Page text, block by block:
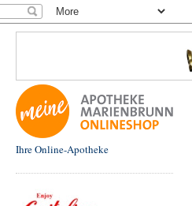
Ihre Online-Apotheke